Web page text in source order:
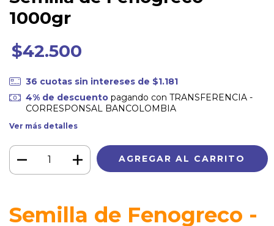
1000gr
$42.500
36 cuotas sin intereses de $1.181
4% de descuentopagando con TRANSFERENCIA -
CORRESPONSAL BANCOLOMBIA
Ver más detalles
Semilla de Fenogreco -